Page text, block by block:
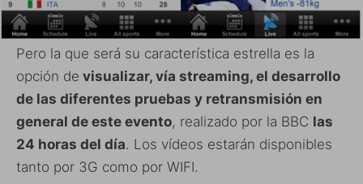
Pero la que será su característica estrella es la
opción de visualizar, vía streaming, el desarrollo
de las diferentes pruebas y retransmisión en
general de este evento, realizado por la BBC las
24 horas del día. Los vídeos estarán disponibles
tanto por 3G como por WIFI.